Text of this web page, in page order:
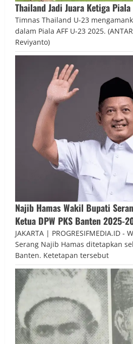
Thailand Jadi Juara Ketiga Piala
Timnas Thailand U-23
dalam Piala AFF U-23 2025.
Reviyanto)
Najib Hamas Wakil Bupati
Ketua DPW PKS Banten 2025-
JAKARTA | PROGRESIFMEDIA.ID
Serang Najib Hamas ditetapkan
Banten. Ketetapan tersebut